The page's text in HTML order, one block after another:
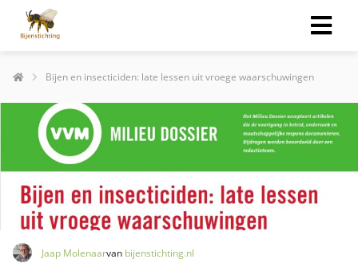
Bijen en insecticiden: late lessen uit vroege waarschuwingen
Jaap Molenaarvan bijenstichting.nl